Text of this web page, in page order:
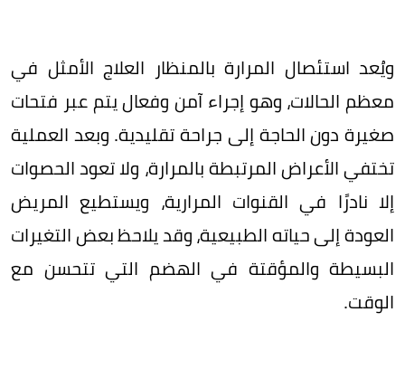
ويُعد استئصال المرارة بالمنظار العلاج الأمثل في
معظم الحالات، وهو إجراء آمن وفعال يتم عبر فتحات
صغيرة دون الحاجة إلى جراحة تقليدية. وبعد العملية
تختفي الأعراض المرتبطة بالمرارة، ولا تعود الحصوات
إلا نادرًا في القنوات المرارية، ويستطيع المريض
العودة إلى حياته الطبيعية، وقد يلاحظ بعض التغيرات
البسيطة والمؤقتة في الهضم التي تتحسن مع
الوقت.